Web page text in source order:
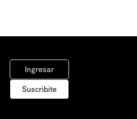
Ingresar
Suscribite